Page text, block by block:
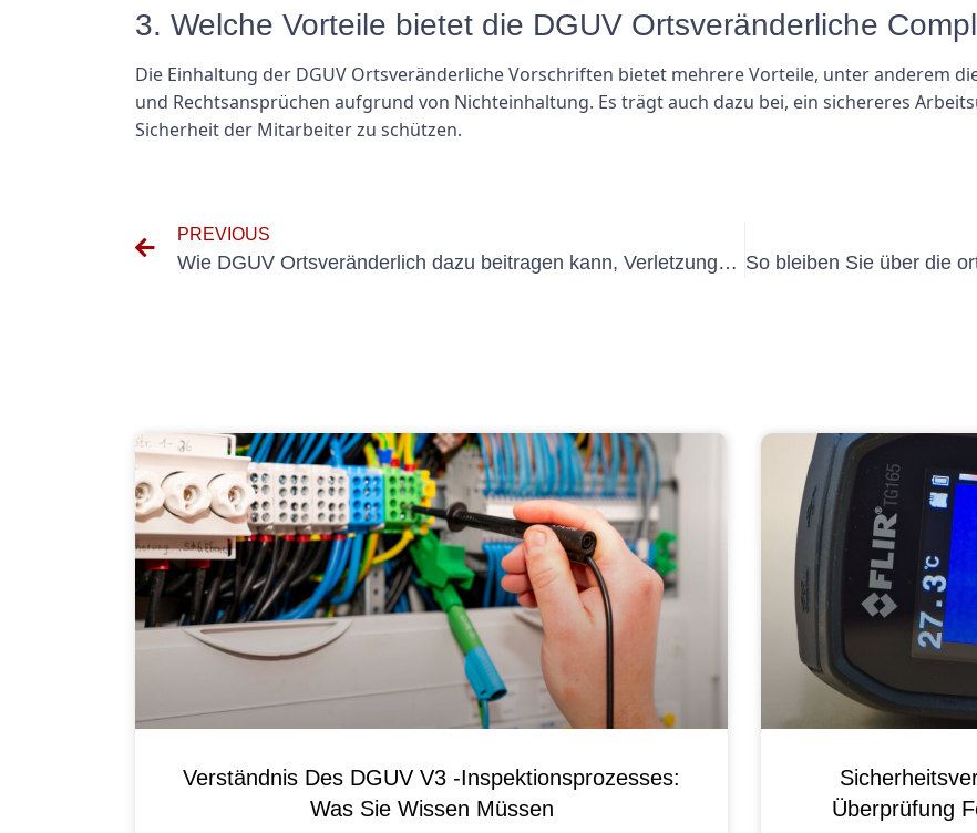
3. Welche Vorteile bietet die DGUV Ortsveränderliche
Die Einhaltung der DGUV Ortsveränderliche Vorschriften bietet mehrere Vorteile, unter anderem
und Rechtsansprüchen aufgrund von Nichteinhaltung. Es trägt auch dazu bei, ein sichereres
Sicherheit der Mitarbeiter zu schützen.
PREVIOUS
Wie DGUV Ortsveränderlich dazu beitragen kann, Verletzungen und Erkrankungen am Arbeitsplatz zu reduzieren
Verständnis Des DGUV V3 -Inspektionsprozesses:
Was Sie Wissen Müssen
Überprüfung